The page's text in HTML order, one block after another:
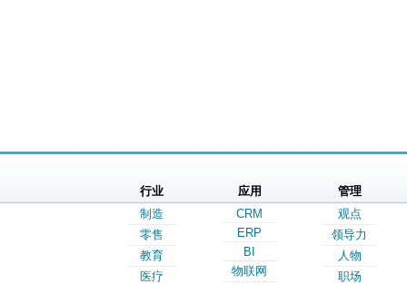
行业
制造
零售
教育
医疗
应用
CRM
ERP
BI
物联网
管理
观点
领导力
人物
职场